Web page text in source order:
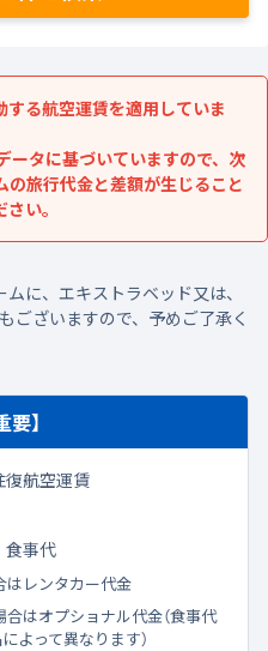
る航空運賃を適用していま
ータに基づいていますので、次
旅行代金と差額が生じること
い。
に、エキストラベッド又は、
ございますので、予めご了承く
】
復航空運賃
食事代
はレンタカー代金
はオプショナル代金（食事代
よって異なります）